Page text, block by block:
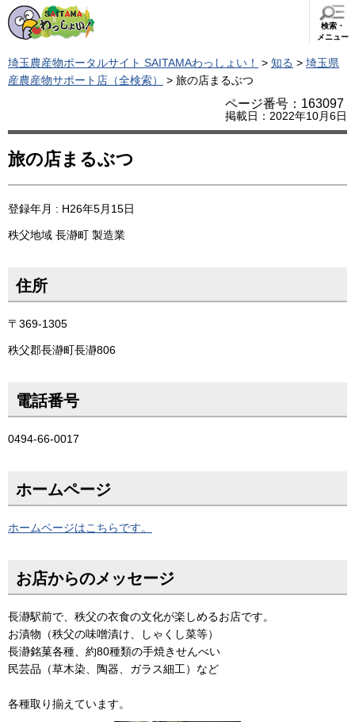
検索・
メニュー
埼玉農産物ポータルサイト SAITAMAわっしょい！ > 知る > 埼玉県
産農産物サポート店（全検索）
> 旅の店まるぶつ
ページ番号：163097
掲載日：2022年10月6日
旅の店まるぶつ
登録年月 : H26年5月15日
秩父地域 長瀞町 製造業
住所
〒369-1305
秩父郡長瀞町長瀞806
電話番号
0494-66-0017
ホームページ
ホームページはこちらです。
お店からのメッセージ
長瀞駅前で、秩父の衣食の文化が楽しめるお店です。
お漬物（秩父の味噌漬け、しゃくし菜等）
長瀞銘菓各種、約80種類の手焼きせんべい
民芸品（草木染、陶器、ガラス細工）など
各種取り揃えています。